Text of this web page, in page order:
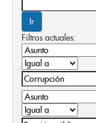
Filtros actuales: